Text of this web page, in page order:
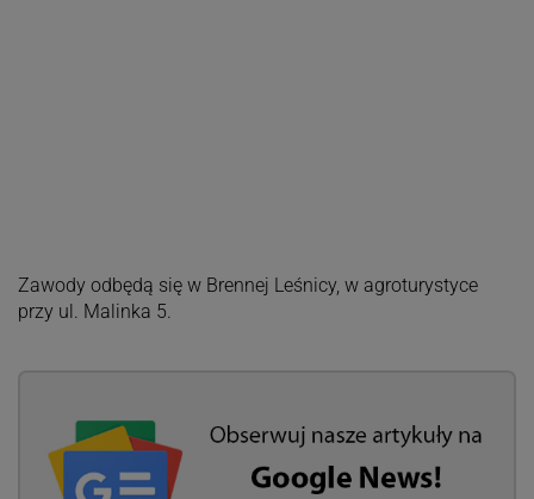
Zawody odbędą się w Brennej Leśnicy, w agroturystyce
przy ul. Malinka 5.